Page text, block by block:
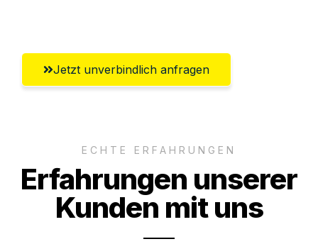
Jetzt unverbindlich anfragen
ECHTE ERFAHRUNGEN
Erfahrungen unserer
Kunden mit uns